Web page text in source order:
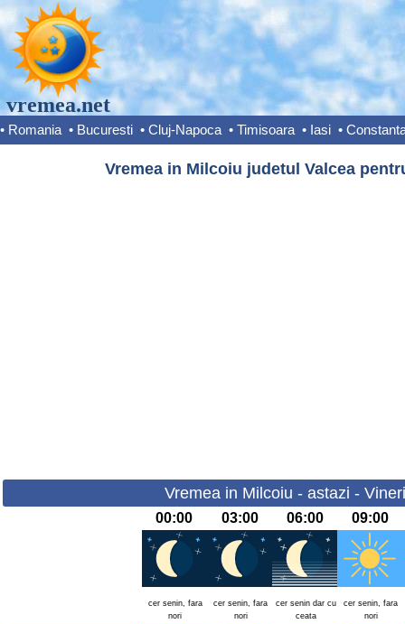
vremea.net
• Romania • Bucuresti • Cluj-Napoca • Timisoara • Iasi •
Vremea in Milcoiu judetul Valcea
Vremea in Milcoiu - astazi -
00:00 03:00 06:00 09:00
cer senin, fara
nori
cer senin, fara
nori
cer senin dar cu
ceata
cer senin, fara
nori